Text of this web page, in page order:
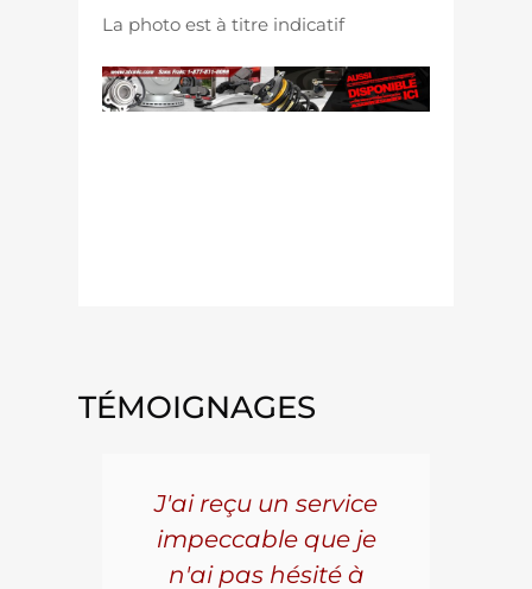
La photo est à titre indicatif
TÉMOIGNAGES
J'ai reçu un service
impeccable que je
n'ai pas hésité à